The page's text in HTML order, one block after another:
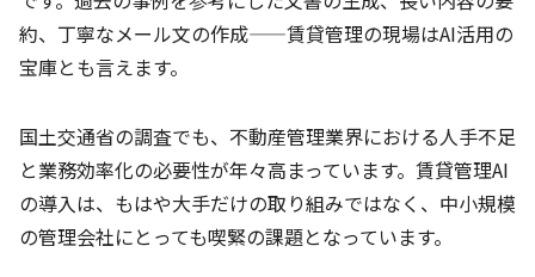
約、丁寧なメール文の作成——賃貸管理の現場はAI活用の
宝庫とも言えます。
国土交通省の調査でも、不動産管理業界における人手不足
と業務効率化の必要性が年々高まっています。賃貸管理AI
の導入は、もはや大手だけの取り組みではなく、中小規模
の管理会社にとっても喫緊の課題となっています。